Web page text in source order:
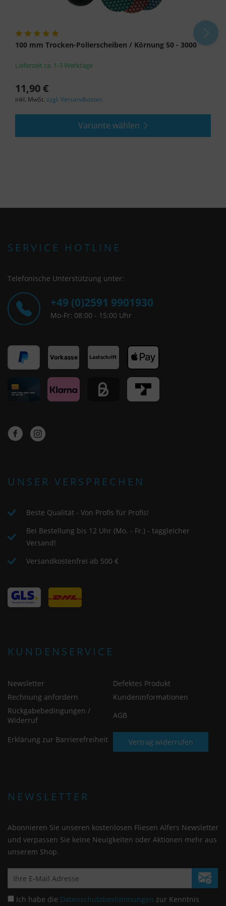
100 mm Trocken-Polierscheiben / Körnung 50 - 3000
Lieferzeit ca. 1-3 Werktage
11,90 €
inkl. MwSt. zzgl. Versandkosten
Variante wählen
SERVICE HOTLINE
Telefonische Unterstützung unter:
+49 (0)2591 9901930
Mo-Fr: 08:00 - 15:00 Uhr
UNSER VERSPRECHEN
Beste Qualität - Von Profis für Profis!
Bei Bestellung bis 12 Uhr (Mo. - Fr.) - taggleicher
Versand!
Versandkostenfrei ab 500 €
KUNDENSERVICE
Newsletter
Defektes Produkt
Rechnung anfordern
Kundeninformationen
Rückgabebedingungen /
Widerruf
AGB
Erklärung zur Barrierefreiheit Vertrag widerrufen
NEWSLETTER
Abonnieren Sie unseren kostenlosen Fliesen Alfers Newsletter
und verpassen Sie keine Neuigkeiten oder Aktionen mehr aus
unserem Shop.
Ich habe die Datenschutzbestimmungen zur Kenntnis